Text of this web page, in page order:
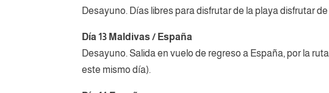
Desayuno. Días libres para disfrutar de la playa disfrutar
Día 13 Maldivas / España
Desayuno. Salida en vuelo de regreso a España, por la
este mismo día).